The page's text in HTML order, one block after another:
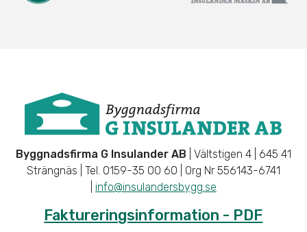
Byggnadsfirma G Insulander AB | Vältstigen 4 | 645 41
Strängnäs | Tel. 0159-35 00 60 | Org Nr 556143-6741
info@insulandersbygg.se
Faktureringsinformation - PDF